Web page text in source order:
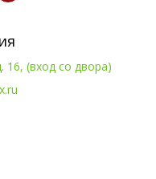
16, (вход со двора)